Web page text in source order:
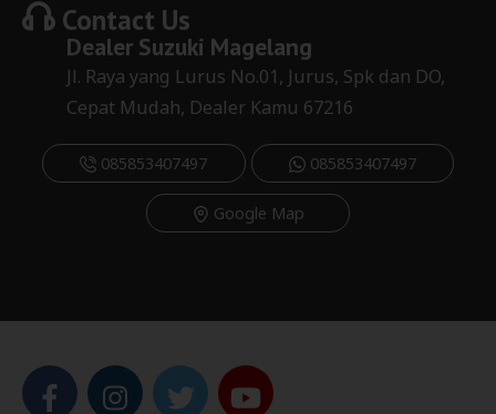
Contact Us
Dealer Suzuki Magelang
Jl. Raya yang Lurus No.01, Jurus, Spk dan DO,
Cepat Mudah, Dealer Kamu 67216
085853407497 085853407497
Google Map